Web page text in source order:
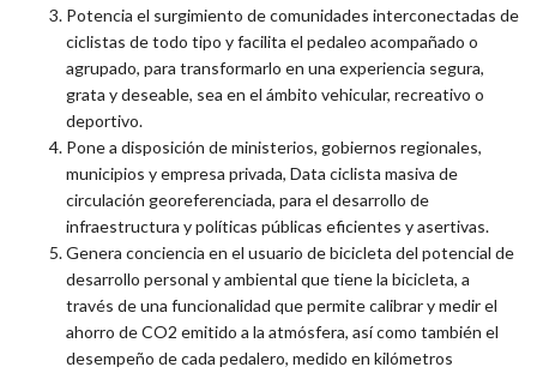
Potencia el surgimiento de comunidades interconectadas de
ciclistas de todo tipo y facilita el pedaleo acompañado o
agrupado, para transformarlo en una experiencia segura,
grata y deseable, sea en el ámbito vehicular, recreativo o
deportivo.
Pone a disposición de ministerios, gobiernos regionales,
municipios y empresa privada, Data ciclista masiva de
circulación georeferenciada, para el desarrollo de
infraestructura y políticas públicas eficientes y asertivas.
Genera conciencia en el usuario de bicicleta del potencial de
desarrollo personal y ambiental que tiene la bicicleta, a
través de una funcionalidad que permite calibrar y medir el
ahorro de CO2 emitido a la atmósfera, así como también el
desempeño de cada pedalero, medido en kilómetros